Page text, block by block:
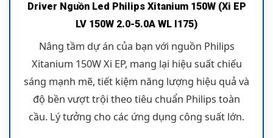
Driver Nguồn Led Philips Xitanium 150W (Xi EP
LV 150W 2.0-5.0A WL I175)
Nâng tầm dự án của bạn với nguồn Philips
Xitanium 150W Xi EP, mang lại hiệu suất chiếu
sáng mạnh mẽ, tiết kiệm năng lượng hiệu quả và
độ bền vượt trội theo tiêu chuẩn Philips toàn
cầu. Lý tưởng cho các ứng dụng công suất lớn.